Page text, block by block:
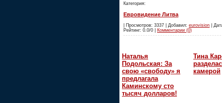
Категория:
Евровидение Литва
| Просмотров: 3337 | Добавил: eurovision |
Рейтинг: 0.0/0 | Комментарии (0)
Наталья
Подольская: За
свою «свободу» я
предлагала
Каминскому сто
тысяч долларов!
Тина
камерой